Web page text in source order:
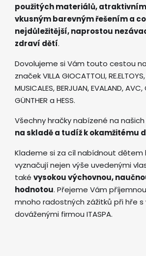
použitých materiálů,
vkusným barevným řešením a
nejdůležitější, naprostou
zdraví dětí.
Dovolujeme si Vám touto cestou
značek VILLA GIOCATTOLI, RE.ELTOYS,
MUSICALES, BERJUAN, EVALAND,
GÜNTHER a HESS.
Všechny hračky nabízené na
na skladě a tudíž k okamžitému
Klademe si za cíl nabídnout dětem
vyznačují nejen výše uvedenými
také vysokou výchovnou,
hodnotou. Přejeme Vám
mnoho radostných zážitků při hře s
dováženými firmou ITASPA.